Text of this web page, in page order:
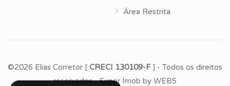
Área Restrita
©2026 Elias Corretor [ CRECI 130109-F] - Todos os direitos
reservados -Super Imob by WEB5